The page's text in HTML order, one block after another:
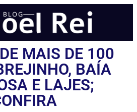
MAIS DE 100
BAÍA
E LAJES;